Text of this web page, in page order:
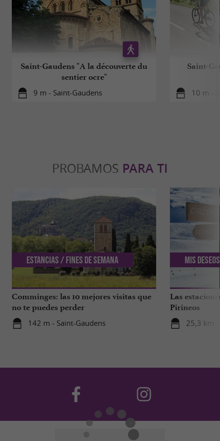
Saint-Gaudens "A la découverte du
sentier ocre"
9 m - Saint-Gaudens
Saint-
10 m -
PROBAMOS PARA TI
Comminges: las 10 mejores visitas que
no te puedes perder
142 m - Saint-Gaudens
Estancias / Fines de semana
Las
Pirineos
25,3 km
Mis